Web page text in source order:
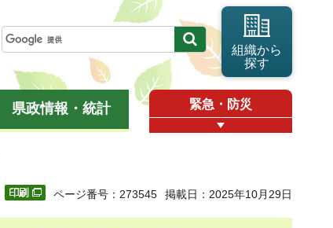
組織から
探す
県政情報・統計 緊急・防災
ページ番号：273545 掲載日：2025年10月29日